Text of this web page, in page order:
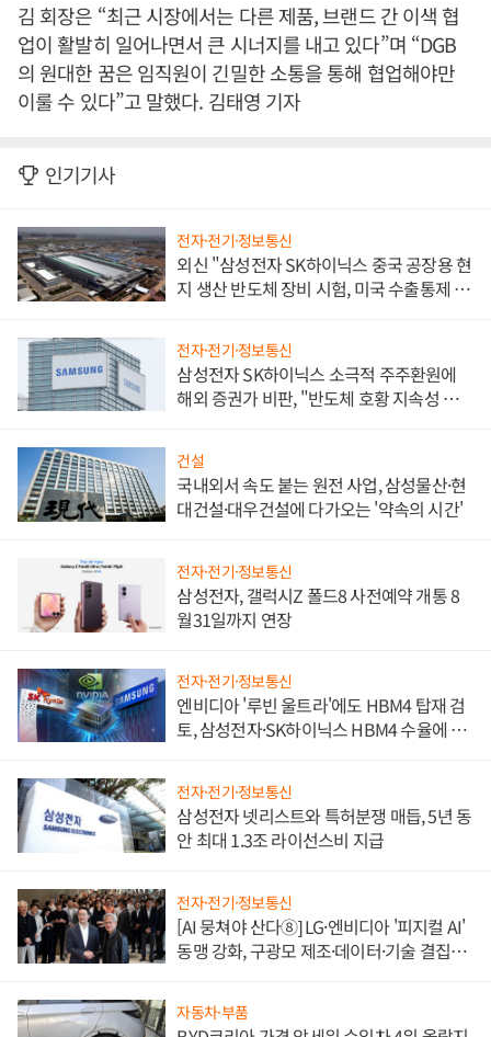
김 회장은 “최근 시장에서는 다른 제품, 브랜드 간 이색 협
업이 활발히 일어나면서 큰 시너지를 내고 있다”며 “DGB
의 원대한 꿈은 임직원이 긴밀한 소통을 통해 협업해야만
이룰 수 있다”고 말했다. 김태영 기자
인기기사
전자·전기·정보통신
외신 "삼성전자 SK하이닉스 중국 공장용 현
지 생산 반도체 장비 시험, 미국 수출통제 대
전자·전기·정보통신
삼성전자 SK하이닉스 소극적 주주환원에
해외 증권가 비판, "반도체 호황 지속성 의
건설
국내외서 속도 붙는 원전 사업, 삼성물산·현
대건설·대우건설에 다가오는 '약속의 시간'
전자·전기·정보통신
삼성전자, 갤럭시Z 폴드8 사전예약 개통 8
월31일까지 연장
전자·전기·정보통신
엔비디아 '루빈 울트라'에도 HBM4 탑재 검
토, 삼성전자·SK하이닉스 HBM4 수율에 주
전자·전기·정보통신
삼성전자 넷리스트와 특허분쟁 매듭, 5년 동
안 최대 1.3조 라이선스비 지급
전자·전기·정보통신
[AI 뭉쳐야 산다⑧] LG·엔비디아 '피지컬 AI'
동맹 강화, 구광모 제조·데이터·기술 결집
자동차·부품